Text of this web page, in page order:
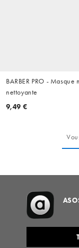
BARBER PRO - Masque
nettoyante
9,49 €